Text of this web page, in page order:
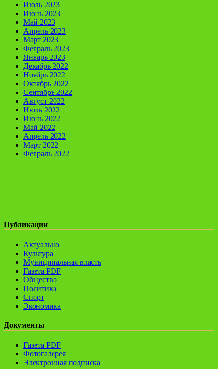
Июль 2023
Июнь 2023
Май 2023
Апрель 2023
Март 2023
Февраль 2023
Январь 2023
Декабрь 2022
Ноябрь 2022
Октябрь 2022
Сентябрь 2022
Август 2022
Июль 2022
Июнь 2022
Май 2022
Апрель 2022
Март 2022
Февраль 2022
Публикации
Актуально
Культура
Муниципальная власть
Газета PDF
Общество
Политика
Спорт
Экономика
Документы
Газета PDF
Фотогалерея
Электронная подписка